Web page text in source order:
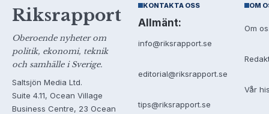
Riksrapport
Oberoende nyheter om
politik, ekonomi, teknik
och samhälle i Sverige.
Saltsjön Media Ltd.
Suite 4.11, Ocean Village
Business Centre, 23 Ocean
KONTAKTA OSS
Allmänt:
info@riksrapport.se
editorial@riksrapport.se
tips@riksrapport.se
OM
Om
Vår